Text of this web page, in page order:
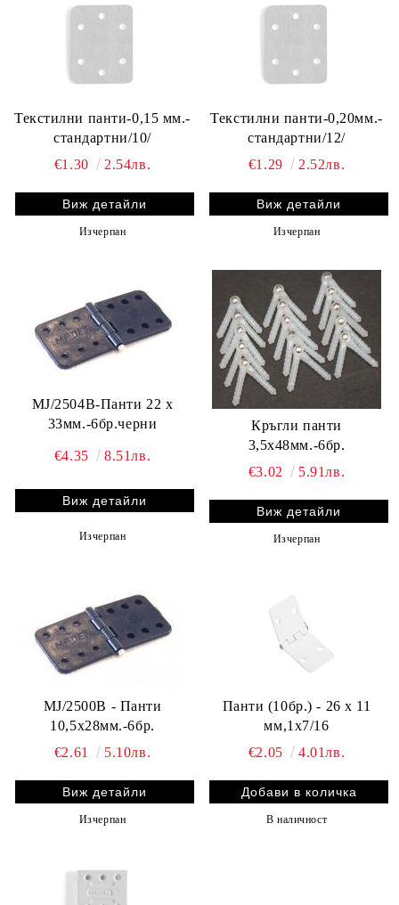
Текстилни панти-0,15 мм.-
стандартни/10/
€1.30
2.54лв.
Виж детайли
Изчерпан
Текстилни панти-0,20мм.-
стандартни/12/
€1.29
2.52лв.
Виж детайли
Изчерпан
MJ/2504B-Панти 22 х
33мм.-6бр.черни
€4.35 8.51лв.
Виж детайли
Изчерпан
Кръгли панти
3,5х48мм.-6бр.
€3.02
5.91лв.
Виж детайли
Изчерпан
MJ/2500B - Панти
10,5х28мм.-6бр.
€2.61
5.10лв.
Виж детайли
Изчерпан
Панти (10бр.) - 26 x 11
мм,1x7/16
€2.05
4.01лв.
В наличност